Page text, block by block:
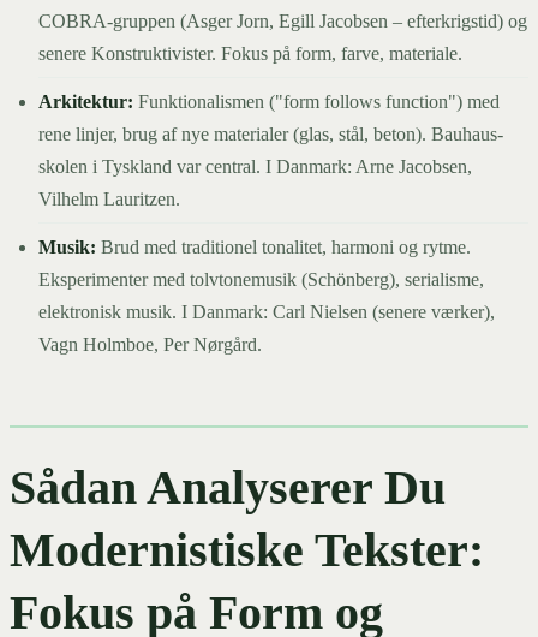
COBRA-gruppen (Asger Jorn, Egill Jacobsen – efterkrigstid) og
senere Konstruktivister. Fokus på form, farve, materiale.
Arkitektur: Funktionalismen ("form follows function") med
rene linjer, brug af nye materialer (glas, stål, beton). Bauhaus-
skolen i Tyskland var central. I Danmark: Arne Jacobsen,
Vilhelm Lauritzen.
Musik: Brud med traditionel tonalitet, harmoni og rytme.
Eksperimenter med tolvtonemusik (Schönberg), serialisme,
elektronisk musik. I Danmark: Carl Nielsen (senere værker),
Vagn Holmboe, Per Nørgård.
Sådan Analyserer Du
Modernistiske Tekster:
Fokus på Form og